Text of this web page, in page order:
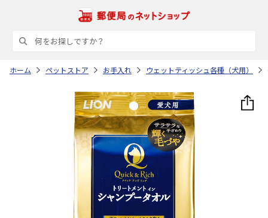
ホーム ペットストア お手入れ ウェットティッシュ各種（犬用）